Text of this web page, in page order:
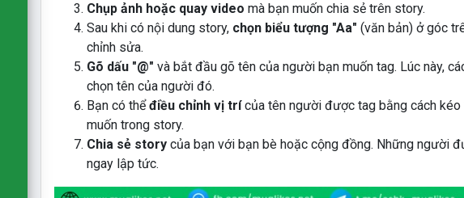
Chụp ảnh hoặc quay video mà bạn muốn chia sẻ trên story.
Sau khi có nội dung story, chọn biểu tượng "Aa" (văn bản) ở góc
chỉnh sửa.
Gõ dấu "@" và bắt đầu gõ tên của người bạn muốn tag. Lúc này,
chọn tên của người đó.
Bạn có thểđiều chỉnh vị trícủa tên người được tag bằng cách kéo
muốn trong story.
Chia sẻ storycủa bạn với bạn bè hoặc cộng đồng. Những người
ngay lập tức.